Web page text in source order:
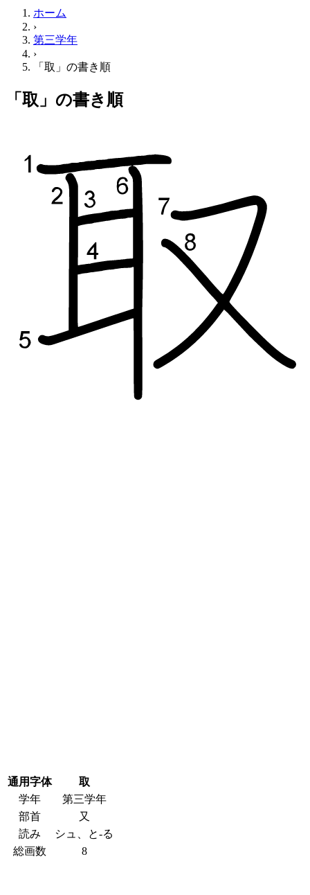
ホーム
›
第三学年
›
「取」の書き順
「取」の書き順
通用字体
取
学年
第三学年
部首
又
読み
シュ、と-る
総画数
8